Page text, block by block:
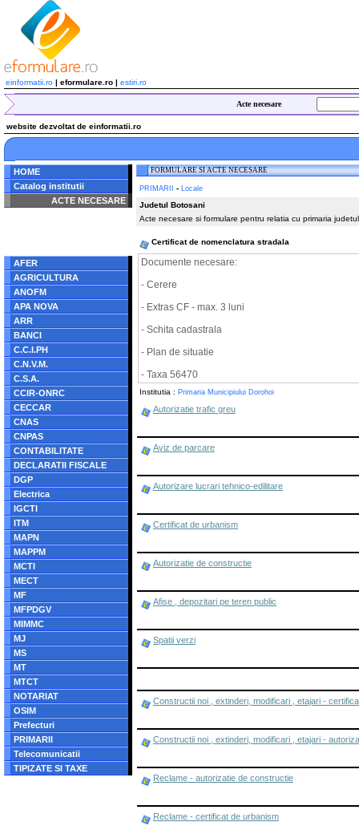
einformatii.ro | eformulare.ro | estiri.ro
Acte necesare
website dezvoltat de einformatii.ro
HOME
Catalog institutii
ACTE NECESARE
/home/eformulare.ro/public_html/navigare/stanga.php
AFER
AGRICULTURA
ANOFM
APA NOVA
ARR
BANCI
C.C.I.PH
C.N.V.M.
C.S.A.
CCIR-ONRC
CECCAR
CNAS
CNPAS
CONTABILITATE
DECLARATII FISCALE
DGP
Electrica
IGCTI
ITM
MAPN
MAPPM
MCTI
MECT
MF
MFPDGV
MIMMC
MJ
MS
MT
MTCT
NOTARIAT
OSIM
Prefecturi
PRIMARII
Telecomunicatii
TIPIZATE SI TAXE
FORMULARE SI ACTE NECESARE
PRIMARII - Locale
Judetul Botosani
Acte necesare si formulare pentru relatia cu primaria
Certificat de nomenclatura stradala
Documente necesare:
- Cerere
- Extras CF - max. 3 luni
- Schita cadastrala
- Plan de situatie
- Taxa 56470
Institutia : Primaria Municipiului Dorohoi
Autorizatie trafic greu
Aviz de parcare
Autorizare lucrari tehnico-edilitare
Certificat de urbanism
Autorizatie de constructie
Afise , depozitari pe teren public
Spatii verzi
Constructii noi , extinderi, modificari , etajari -
Constructii noi , extinderi, modificari , etajari -
Reclame - autorizatie de constructie
Reclame - certificat de urbanism